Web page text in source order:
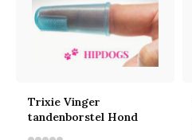
Trixie Vinger
tandenborstel Hond